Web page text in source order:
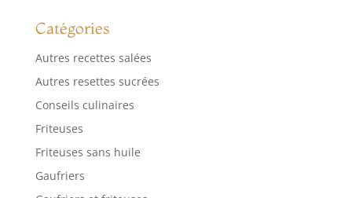
Catégories
Autres recettes salées
Autres resettes sucrées
Conseils culinaires
Friteuses
Friteuses sans huile
Gaufriers